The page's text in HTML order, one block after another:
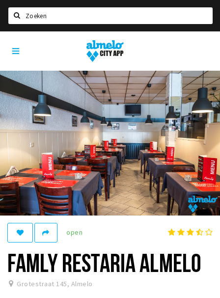
Home
Agenda
Deals
Nieuws
Vacatures
Eten
Drinken
Slapen
Recreatief
Winkels
Winkelgebieden
Bezienswaardigheden
Musea, theaters & podia
Almelo
City
open
FAMLY RESTARIA ALMELO
Grotestraat 145, Almelo